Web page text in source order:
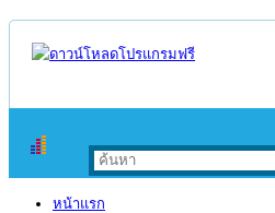
หน้าแรก